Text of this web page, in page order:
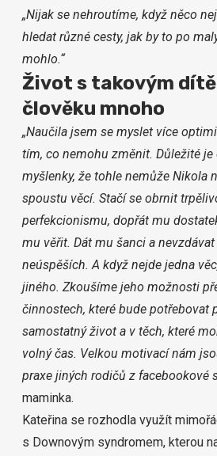
„Nijak se nehroutíme, když něco
hledat různé cesty, jak by to po
mohlo.“
Život s takovým
člověku mnoho
„Naučila jsem se myslet více
tím, co nemohu změnit. Důležité
myšlenky, že tohle nemůže Nikola
spoustu věcí. Stačí se obrnit
perfekcionismu, dopřát mu
mu věřit. Dát mu šanci a
neúspěších. A když nejde jedna
jiného. Zkoušíme jeho možnosti
činnostech, které bude potřebovat
samostatný život a v těch, které
volný čas. Velkou motivací nám
praxe jiných rodičů z facebookové
maminka.
Kateřina se rozhodla využít
s Downovým syndromem, kterou